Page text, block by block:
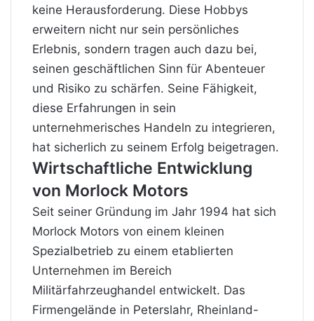
keine Herausforderung. Diese Hobbys
erweitern nicht nur sein persönliches
Erlebnis, sondern tragen auch dazu bei,
seinen geschäftlichen Sinn für Abenteuer
und Risiko zu schärfen. Seine Fähigkeit,
diese Erfahrungen in sein
unternehmerisches Handeln zu integrieren,
hat sicherlich zu seinem Erfolg beigetragen.
Wirtschaftliche Entwicklung
von Morlock Motors
Seit seiner Gründung im Jahr 1994 hat sich
Morlock Motors von einem kleinen
Spezialbetrieb zu einem etablierten
Unternehmen im Bereich
Militärfahrzeughandel entwickelt. Das
Firmengelände in Peterslahr, Rheinland-